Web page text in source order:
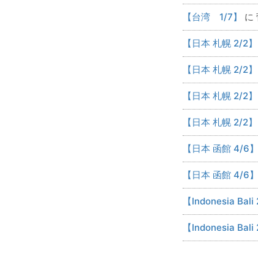
【台湾 1/7】 に
【日本 札幌 2/2】
【日本 札幌 2/2】
【日本 札幌 2/2】
【日本 札幌 2/2】
【日本 函館 4/6】
【日本 函館 4/6】
【Indonesia Bali
【Indonesia Bali